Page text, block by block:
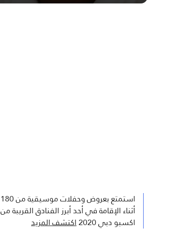
أثناء الإقامة في أحد أبرز الفنادق القريبة من
اكسبو دبي 2020
اكتشف المزيد